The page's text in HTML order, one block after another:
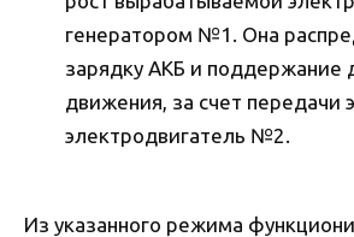
генератором №1. Она
зарядку АКБ и поддержание
движения, за счет передачи
электродвигатель №2.
Из указанного режима